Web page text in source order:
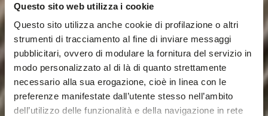
Questo sito web utilizza i cookie
Questo sito utilizza anche cookie di profilazione o altri
strumenti di tracciamento al fine di inviare messaggi
pubblicitari, ovvero di modulare la fornitura del servizio in
modo personalizzato al di là di quanto strettamente
necessario alla sua erogazione, cioè in linea con le
preferenze manifestate dall’utente stesso nell’ambito
dell’utilizzo delle funzionalità e della navigazione in rete